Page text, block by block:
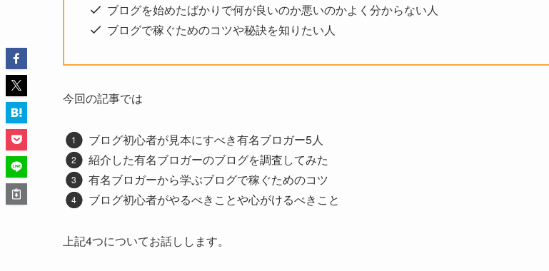
ブログを始めたばかりで何が良いのか悪いのかよく分からない人
ブログで稼ぐためのコツや秘訣を知りたい人
今回の記事では
ブログ初心者が見本にすべき有名ブロガー5人
紹介した有名ブロガーのブログを調査してみた
有名ブロガーから学ぶブログで稼ぐためのコツ
ブログ初心者がやるべきことや心がけるべきこと
上記4つについてお話しします。